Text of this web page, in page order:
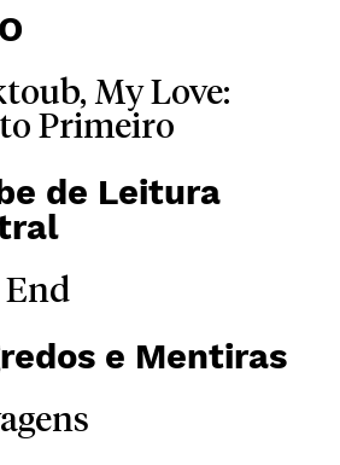
My Love:
Primeiro
de Leitura
End
e Mentiras